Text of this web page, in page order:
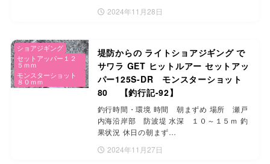
2024年11月28日
堤防からの ライトショアジギング で
サワラ GET ヒットルアー セットアッ
パー125S-DR モンスターショット
80 【釣行記-92】
釣行時間・環境 時間 朝まずめ 場所 瀬戸
内海沿岸部 防波堤 水深 １０～１５ｍ 釣
果状況 休日の朝まず…
2024年11月27日
ショアジギング
セットアッパー１２
５ｍｍ
モンスターショット
８０ｍｍ